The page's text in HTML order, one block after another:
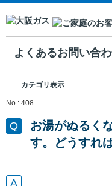
よくあるお問い合
カテゴリ表示
No : 408
お湯がぬるく
す。どうすれ